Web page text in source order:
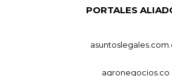
PORTALES
agronegocios.co